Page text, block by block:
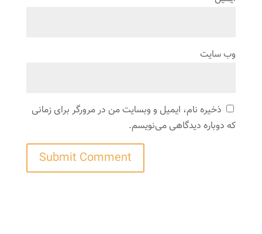
وب‌ سایت
ذخیره نام، ایمیل و وبسایت من در مرورگر برای زمانی
که دوباره دیدگاهی می‌نویسم.